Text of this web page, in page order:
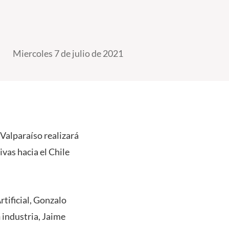
Miercoles 7 de julio de 2021
realizará
hacia el Chile
Gonzalo
industria, Jaime